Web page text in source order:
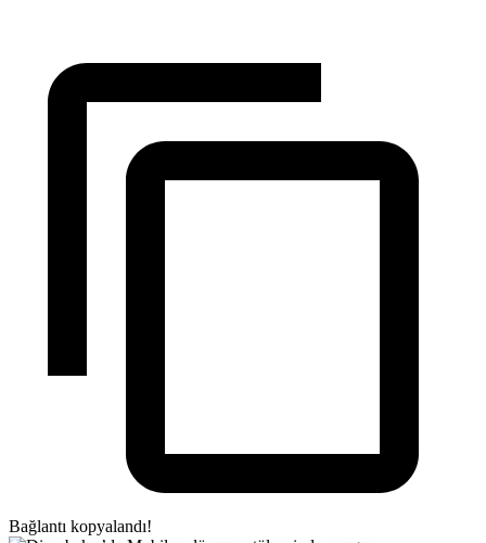
Bağlantı kopyalandı!